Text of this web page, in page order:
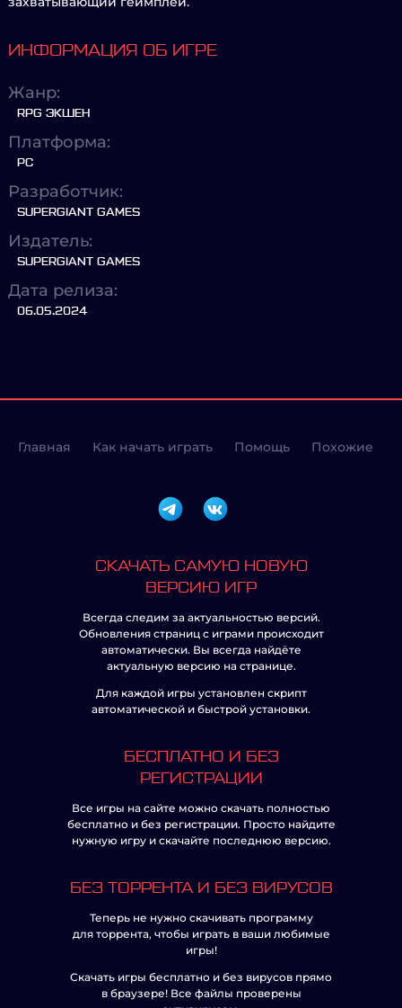
ИНФОРМАЦИЯ ОБ ИГРЕ
Жанр:
RPG ЭКШЕН
Платформа:
PC
Разработчик:
SUPERGIANT GAMES
Издатель:
SUPERGIANT GAMES
Дата релиза:
06.05.2024
Главная Как начать играть Помощь Похожие
СКАЧАТЬ САМУЮ НОВУЮ
ВЕРСИЮ ИГР
Всегда следим за актуальностью версий.
Обновления страниц с играми происходит
автоматически. Вы всегда найдёте
актуальную версию на странице.
Для каждой игры установлен скрипт
автоматической и быстрой установки.
БЕСПЛАТНО И БЕЗ
РЕГИСТРАЦИИ
Все игры на сайте можно скачать полностью
бесплатно и без регистрации. Просто найдите
нужную игру и скачайте последнюю версию.
БЕЗ ТОРРЕНТА И БЕЗ ВИРУСОВ
Теперь не нужно скачивать программу
для торрента, чтобы играть в ваши любимые
игры!
Скачать игры бесплатно и без вирусов прямо
в браузере! Все файлы проверены